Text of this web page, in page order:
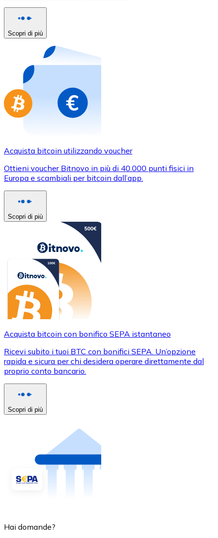
Acquista con carta
Acquista gift card dei tuoi marchi preferiti con
Vai al negozio di carte regalo
Scopri di più
Acquista bitcoin utilizzando voucher
Ottieni voucher Bitnovo in più di 40.000 punti fisici in
Europa e scambiali per bitcoin dall’app.
Scopri di più
Acquista bitcoin con bonifico SEPA istantaneo
Ricevi subito i tuoi BTC con bonifici SEPA. Un’opzione
rapida e sicura per chi desidera operare direttamente dal
proprio conto bancario.
Scopri di più
Hai domande?